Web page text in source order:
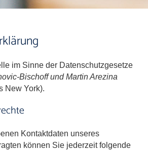
im Sinne der Datenschutzgesetze
Bischoff und Martin Arezina
New York).
Kontaktdaten unseres
können Sie jederzeit folgende